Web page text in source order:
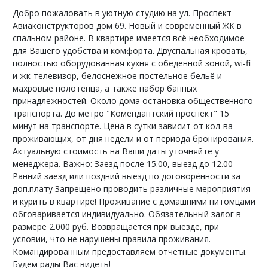
Добро пожаловать в уютную студию на ул. Проспект
Авиаконструкторов дом 69. Новый и современный ЖК в
спальном районе. В квартире имеется всё необходимое
для Вашего удобства и комфорта. Двуспальная кровать,
полностью оборудованная кухня с обеденной зоной, wi-fi
и жк-телевизор, белоснежное постельное бельё и
махровые полотенца, а также набор банных
принадлежностей. Около дома остановка общественного
транспорта. До метро "Комендантский проспект" 15
минут на транспорте. Цена в сутки зависит от кол-ва
проживающих, от дня недели и от периода бронирования.
Актуальную стоимость на Ваши даты уточняйте у
менеджера. Важно: Заезд после 15.00, выезд до 12.00
Ранний заезд или поздний выезд по договорённости за
доп.плату Запрещено проводить различные мероприятия
и курить в квартире! Проживание с домашними питомцами
обговаривается индивидуально. Обязательный залог в
размере 2.000 руб. Возвращается при выезде, при
условии, что не нарушены правила проживания.
Командированным предоставляем отчетные документы.
Будем рады Вас видеть!